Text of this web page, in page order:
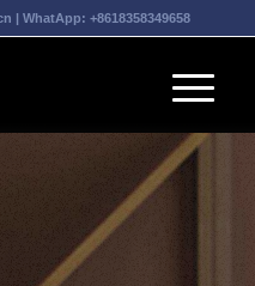
| WhatApp: +8618358349658